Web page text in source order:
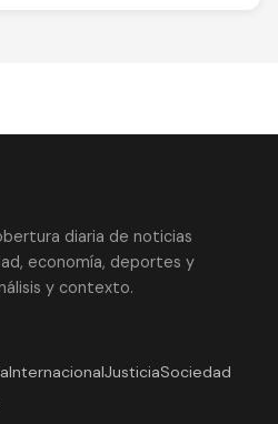
diaria de noticias
economía, deportes y
y contexto.
InternacionalJusticiaSociedad